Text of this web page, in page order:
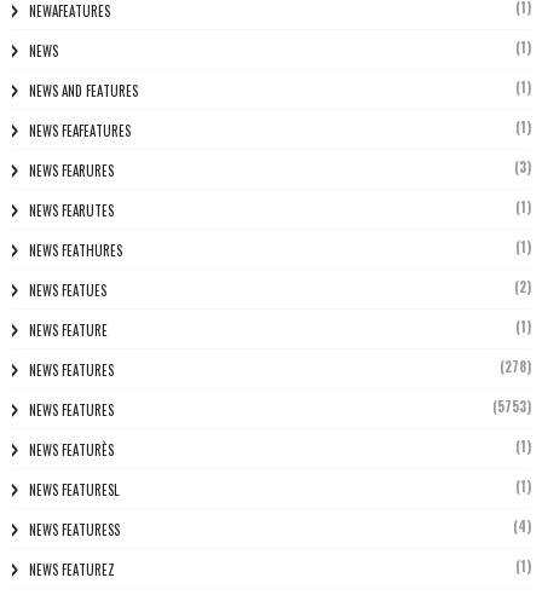
NEWAFEATURES (1)
NEWS (1)
NEWS AND FEATURES (1)
NEWS FEAFEATURES (1)
NEWS FEARURES (3)
NEWS FEARUTES (1)
NEWS FEATHURES (1)
NEWS FEATUES (2)
NEWS FEATURE (1)
NEWS FEATURES (278)
NEWS FEATURES (5753)
NEWS FEATURÈS (1)
NEWS FEATURESL (1)
NEWS FEATURESS (4)
NEWS FEATUREZ (1)